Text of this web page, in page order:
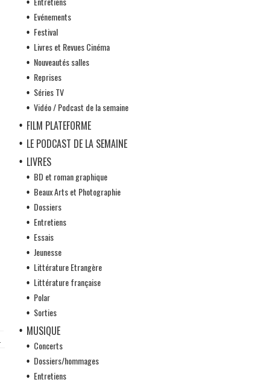
Evénements
Festival
Livres et Revues Cinéma
Nouveautés salles
Reprises
Séries TV
Vidéo / Podcast de la semaine
FILM PLATEFORME
LE PODCAST DE LA SEMAINE
LIVRES
BD et roman graphique
Beaux Arts et Photographie
Dossiers
Entretiens
Essais
Jeunesse
Littérature Etrangère
Littérature française
Polar
Sorties
MUSIQUE
Concerts
Dossiers/hommages
Entretiens